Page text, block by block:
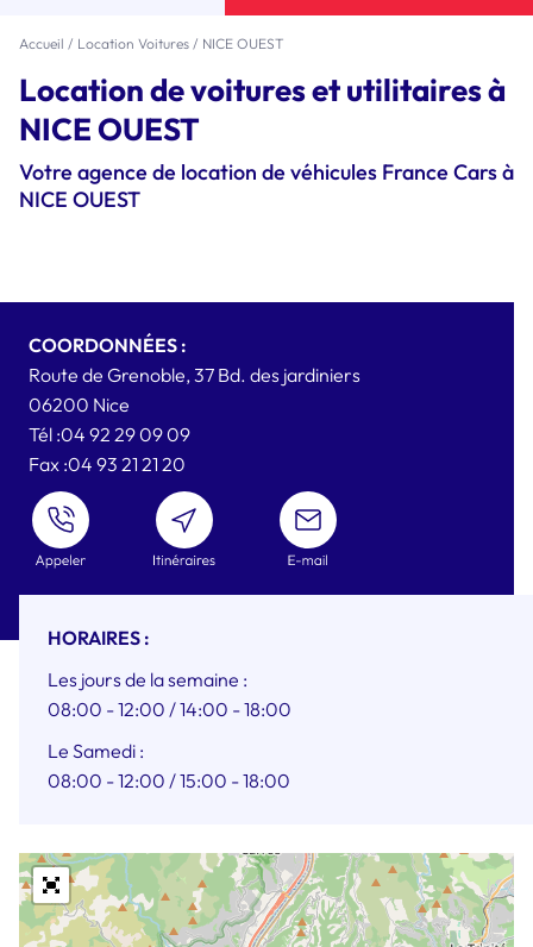
Accueil / Location Voitures / NICE OUEST
Location de voitures et utilitaires à
NICE OUEST
Votre agence de location de véhicules France Cars à
NICE OUEST
COORDONNÉES :
Route de Grenoble, 37 Bd. des jardiniers
06200 Nice
Tél :04 92 29 09 09
Fax :04 93 21 21 20
ENVOYER
UN
MAIL
HORAIRES :
Les jours de la semaine :
08:00 - 12:00 / 14:00 - 18:00
Le Samedi :
08:00 - 12:00 / 15:00 - 18:00